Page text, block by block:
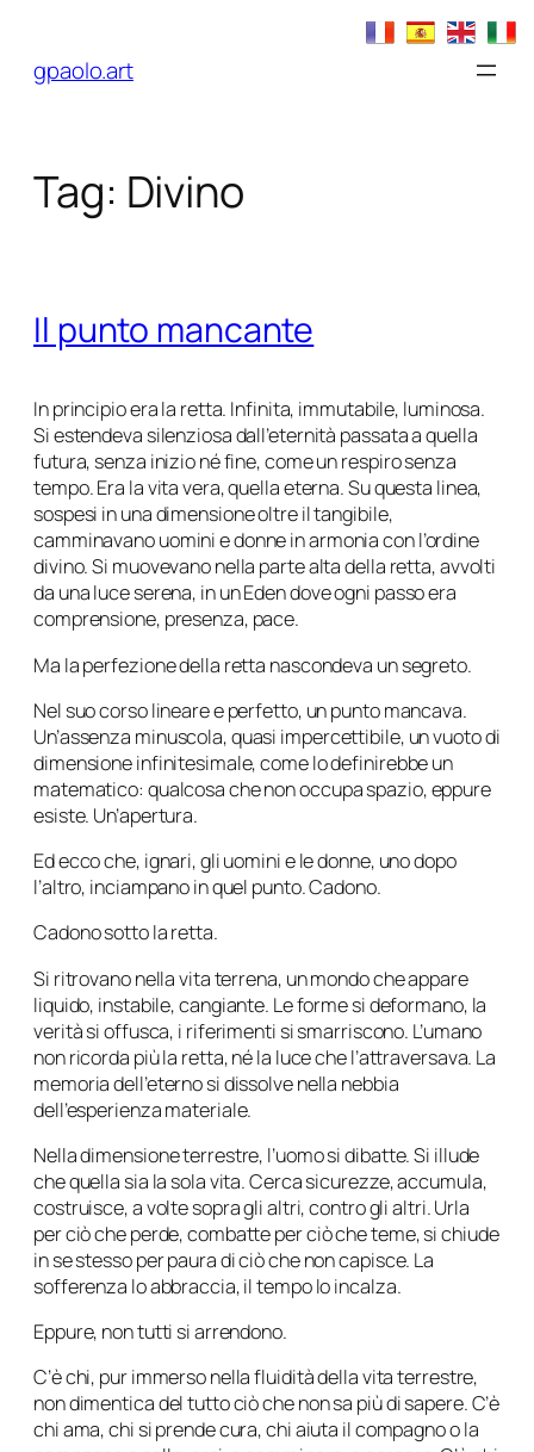
contenuto
gpaolo.art
Tag: Divino
Il punto mancante
In principio era la retta. Infinita, immutabile, luminosa.
Si estendeva silenziosa dall’eternità passata a quella
futura, senza inizio né fine, come un respiro senza
tempo. Era la vita vera, quella eterna. Su questa linea,
sospesi in una dimensione oltre il tangibile,
camminavano uomini e donne in armonia con l’ordine
divino. Si muovevano nella parte alta della retta, avvolti
da una luce serena, in un Eden dove ogni passo era
comprensione, presenza, pace.
Ma la perfezione della retta nascondeva un segreto.
Nel suo corso lineare e perfetto, un punto mancava.
Un’assenza minuscola, quasi impercettibile, un vuoto di
dimensione infinitesimale, come lo definirebbe un
matematico: qualcosa che non occupa spazio, eppure
esiste. Un’apertura.
Ed ecco che, ignari, gli uomini e le donne, uno dopo
l’altro, inciampano in quel punto. Cadono.
Cadono sotto la retta.
Si ritrovano nella vita terrena, un mondo che appare
liquido, instabile, cangiante. Le forme si deformano, la
verità si offusca, i riferimenti si smarriscono. L’umano
non ricorda più la retta, né la luce che l’attraversava. La
memoria dell’eterno si dissolve nella nebbia
dell’esperienza materiale.
Nella dimensione terrestre, l’uomo si dibatte. Si illude
che quella sia la sola vita. Cerca sicurezze, accumula,
costruisce, a volte sopra gli altri, contro gli altri. Urla
per ciò che perde, combatte per ciò che teme, si chiude
in se stesso per paura di ciò che non capisce. La
sofferenza lo abbraccia, il tempo lo incalza.
Eppure, non tutti si arrendono.
C’è chi, pur immerso nella fluidità della vita terrestre,
non dimentica del tutto ciò che non sa più di sapere. C’è
chi ama, chi si prende cura, chi aiuta il compagno o la